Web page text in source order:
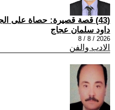
(43) قصة قصيرة: حصاة على الجبين
داود سلمان عجاج
2026 / 8 / 8
الادب والفن